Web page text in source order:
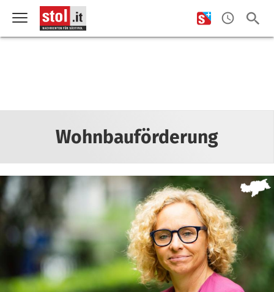
Wohnbauförderung